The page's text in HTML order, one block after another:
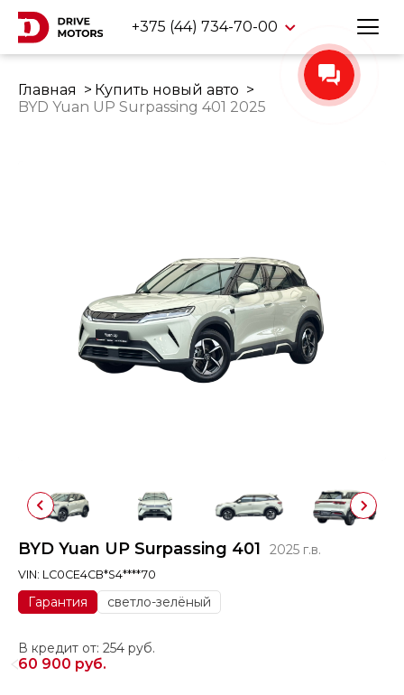
+375 (44) 734-70-00
Главная
Купить новый авто
BYD Yuan UP Surpassing 401 2025
BYD Yuan UP Surpassing 401 2025 г.в.
VIN: LC0CE4CB*S4****70
Гарантия светло-зелёный
В кредит от: 254 руб.
60 900 руб.